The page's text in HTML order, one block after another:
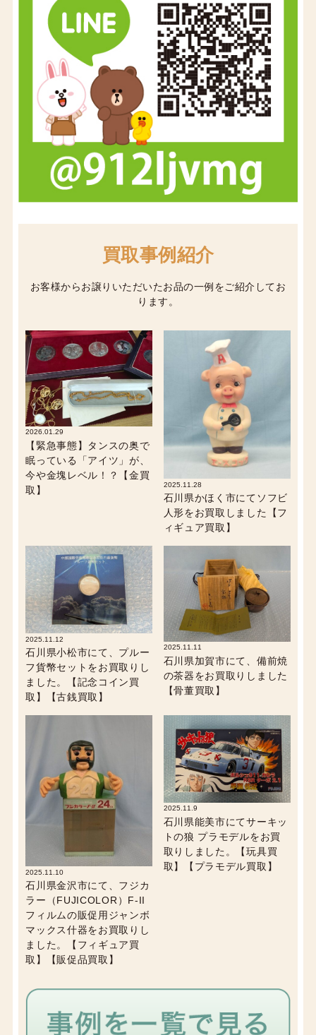
買取事例紹介
お客様からお譲りいただいたお品の一例をご紹介してお
ります。
2026.01.29
【緊急事態】タンスの奥で
眠っている「アイツ」が、
今や金塊レベル！？【金買
取】
2025.11.28
石川県かほく市にてソフビ
人形をお買取しました【フ
ィギュア買取】
2025.11.12
石川県小松市にて、プルー
フ貨幣セットをお買取りし
ました。【記念コイン買
取】【古銭買取】
2025.11.11
石川県加賀市にて、備前焼
の茶器をお買取りしました
【骨董買取】
2025.11.10
石川県金沢市にて、フジカ
ラー（FUJICOLOR）F-II
フィルムの販促用ジャンボ
マックス什器をお買取りし
ました。【フィギュア買
取】【販促品買取】
2025.11.9
石川県能美市にてサーキッ
トの狼 プラモデルをお買
取りしました。【玩具買
取】【プラモデル買取】